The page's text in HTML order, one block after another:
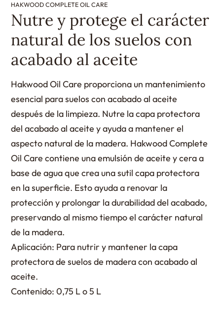
HAKWOOD COMPLETE OIL CARE
Nutre y protege el carácter
natural de los suelos con
acabado al aceite
Hakwood Oil Care proporciona un mantenimiento
esencial para suelos con acabado al aceite
después de la limpieza. Nutre la capa protectora
del acabado al aceite y ayuda a mantener el
aspecto natural de la madera. Hakwood Complete
Oil Care contiene una emulsión de aceite y cera a
base de agua que crea una sutil capa protectora
en la superficie. Esto ayuda a renovar la
protección y prolongar la durabilidad del acabado,
preservando al mismo tiempo el carácter natural
de la madera.
Aplicación: Para nutrir y mantener la capa
protectora de suelos de madera con acabado al
aceite.
Contenido: 0,75 L o 5 L